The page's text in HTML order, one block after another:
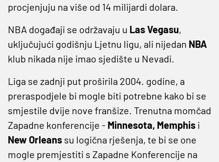
procjenjuju na više od 14 milijardi dolara.
NBA događaji se održavaju u Las Vegasu,
uključujući godišnju Ljetnu ligu, ali nijedan NBA
klub nikada nije imao sjedište u Nevadi.
Liga se zadnji put proširila 2004. godine, a
preraspodjele bi mogle biti potrebne kako bi se
smjestile dvije nove franšize. Trenutna momčad
Zapadne konferencije - Minnesota, Memphis i
New Orleans su logična rješenja, te bi se one
mogle premjestiti s Zapadne Konferencije na